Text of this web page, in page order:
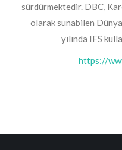
sürdürmektedir. DBC,
olarak sunabilen
yılında IFS
https://